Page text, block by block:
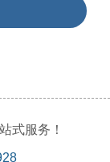
式服务！